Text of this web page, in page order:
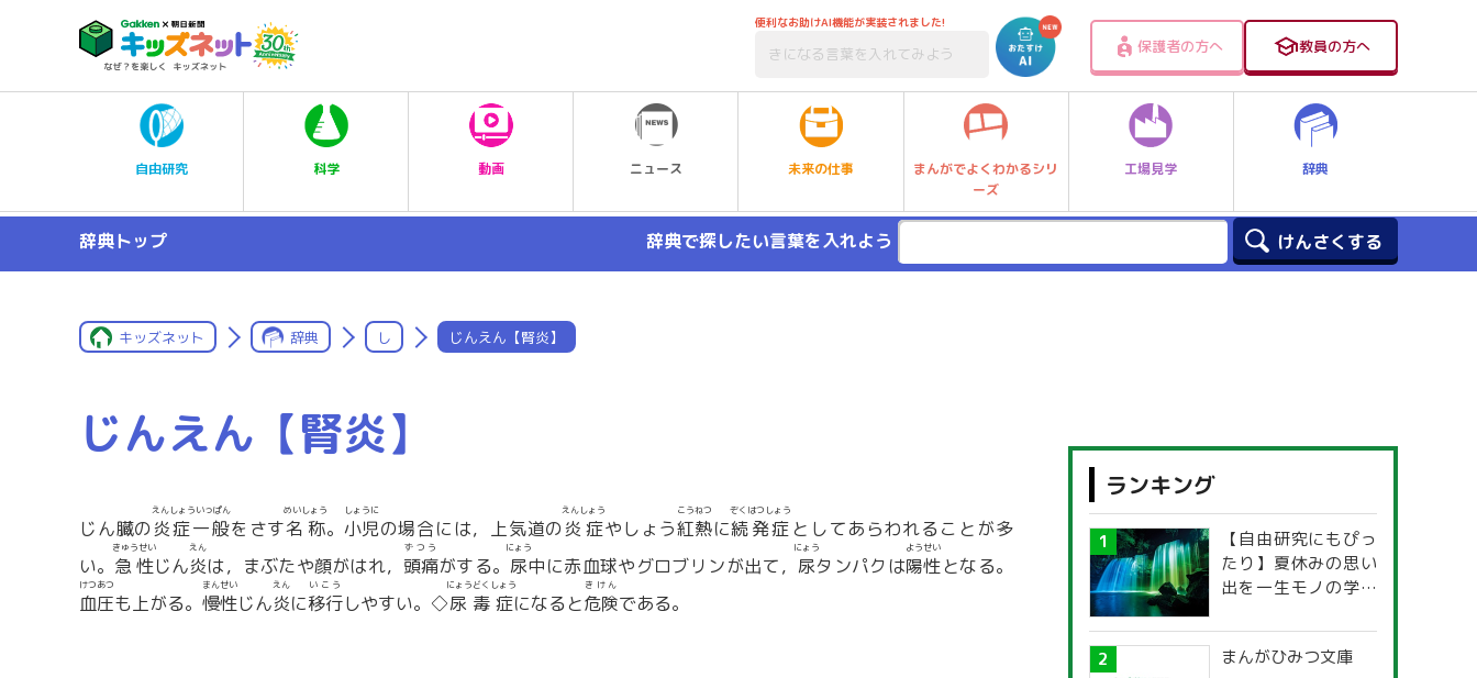
便利なお助けAI機能が実装されました!
保護者の方へ 教員の方へ
自由研究 科学 動画 ニュース 未来の仕事
まんがでよくわかるシリ
ーズ
工場見学 辞典
辞典トップ 辞典で探したい言葉を入れよう
キッズネット 辞典 し じんえん【腎炎】
じんえん【腎炎】
じん臓の炎症一般
えんしょういっぱん
をさす名称
めいしょう
。 小児
しょうに
の場合には，上気道の炎症
えんしょう
やしょう紅熱
こうねつ
に続発症
ぞくはつしょう
としてあらわれることが多
い。 急性
きゅうせい
じん炎
えん
は，まぶたや顔がはれ， 頭痛
ずつう
がする。 尿
にょう
中に赤血球やグロブリンが出て， 尿
にょう
タンパクは陽性
ようせい
となる。
血圧
けつあつ
も上がる。 慢性
まんせい
じん炎
えん
に移行
いこう
しやすい。◇尿毒症
にょうどくしょう
になると危険
きけん
である。
ランキング
【自由研究にもぴっ
たり】夏休みの思い
出を一生モノの学び
探究ガイド
まんがひみつ文庫